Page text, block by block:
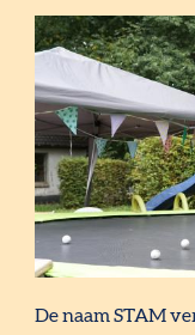
De naam STAM